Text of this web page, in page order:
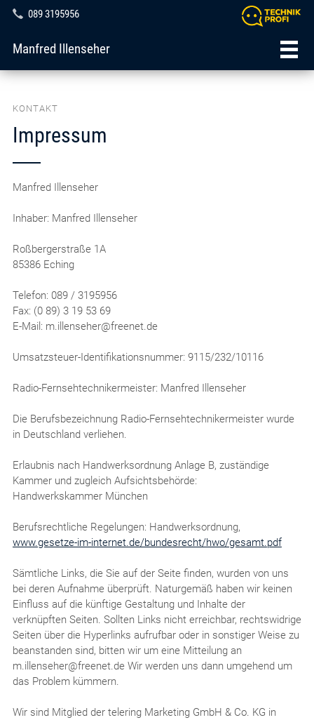
089 3195956
Manfred Illenseher
KONTAKT
Impressum
Manfred Illenseher
Inhaber: Manfred Illenseher
Roßbergerstraße 1A
85386 Eching
Telefon: 089 / 3195956
Fax: (0 89) 3 19 53 69
E-Mail: m.illenseher@freenet.de
Umsatzsteuer-Identifikationsnummer: 9115/232/10116
Radio-Fernsehtechnikermeister: Manfred Illenseher
Die Berufsbezeichnung Radio-Fernsehtechnikermeister wurde
in Deutschland verliehen.
Erlaubnis nach Handwerksordnung Anlage B, zuständige
Kammer und zugleich Aufsichtsbehörde:
Handwerkskammer München
Berufsrechtliche Regelungen: Handwerksordnung,
www.gesetze-im-internet.de/bundesrecht/hwo/gesamt.pdf
Sämtliche Links, die Sie auf der Seite finden, wurden von uns
bei deren Aufnahme überprüft. Naturgemäß haben wir keinen
Einfluss auf die künftige Gestaltung und Inhalte der
verknüpften Seiten. Sollten Links nicht erreichbar, rechtswidrige
Seiten über die Hyperlinks aufrufbar oder in sonstiger Weise zu
beanstanden sind, bitten wir um eine Mitteilung an
m.illenseher@freenet.de Wir werden uns dann umgehend um
das Problem kümmern.
Wir sind Mitglied der telering Marketing GmbH & Co. KG in